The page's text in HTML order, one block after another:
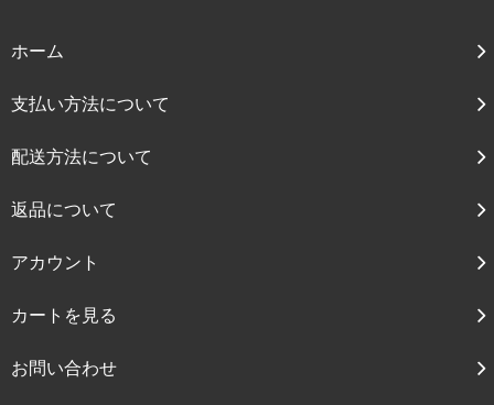
ホーム
支払い方法について
配送方法について
返品について
アカウント
カートを見る
お問い合わせ